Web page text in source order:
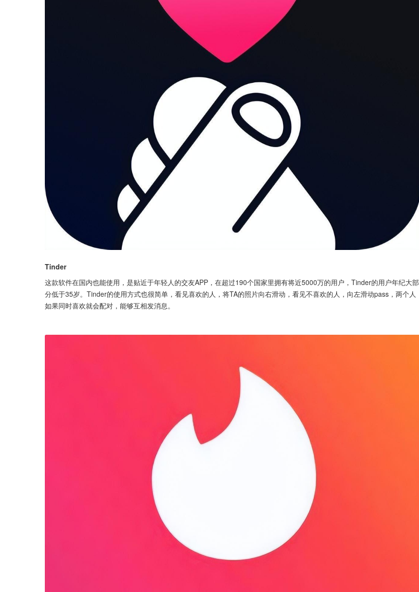
Tinder
这款软件在国内也能使用，是贴近于年轻人的交友APP，在超过190个国家里拥有将近5000万的用户，Tinder的用户年纪大部
分低于35岁。Tinder的使用方式也很简单，看见喜欢的人，将TA的照片向右滑动，看见不喜欢的人，向左滑动pass，两个人
如果同时喜欢就会配对，能够互相发消息。